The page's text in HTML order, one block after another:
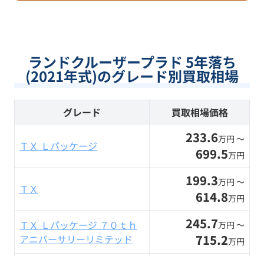
ランドクルーザープラド 5年落ち
(2021年式)のグレード別買取相場
グレード 買取相場価格
ＴＸ Ｌパッケージ 233.6万円 〜
699.5万円
ＴＸ 199.3万円 〜
614.8万円
ＴＸ Ｌパッケージ ７０ｔｈ
アニバーサリーリミテッド
245.7万円 〜
715.2万円